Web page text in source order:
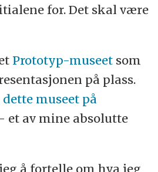
for. Det skal være
Prototyp-museetsom
på plass.
dette museet på
et av mine absolutte
å fortelle om hva jeg